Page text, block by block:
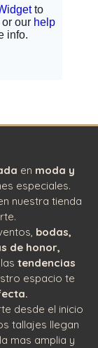
en moda y
especiales.
nuestra tienda
bodas,
de honor,
tendencias
espacio te
desde el inicio
tallajes llegan
mas amplia y